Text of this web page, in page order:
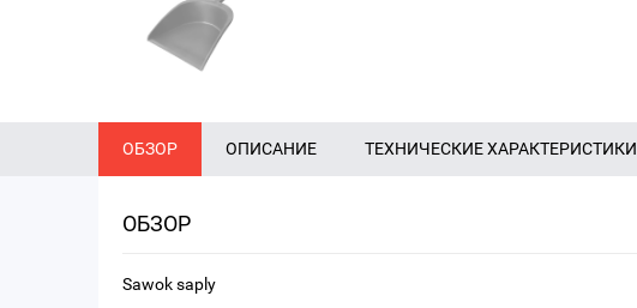
ОБЗОР ОПИСАНИЕ ТЕХНИЧЕСКИЕ ХАРАКТЕРИСТИКИ
ОБЗОР
Sawok saply